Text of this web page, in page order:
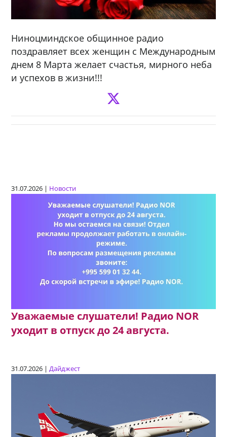
Ниноцминдское общинное радио
поздравляет всех женщин с Международным
днем 8 Марта желает счастья, мирного неба
и успехов в жизни!!!
31.07.2026 | Новости
Уважаемые слушатели! Радио NOR
уходит в отпуск до 24 августа.
31.07.2026 |Дайджест